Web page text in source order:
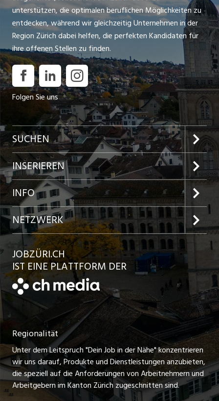
unterstützen, die optimalen beruflichen Möglichkeiten zu
entdecken, während wir gleichzeitig Unternehmen in der
Region Zürich dabei helfen, die perfekten Kandidaten für
ihre offenen Stellen zu finden.
Folgen Sie uns
SUCHEN
Jobs im Kanton Zürich
Jobs in der Stadt Zürich
Jobs in der Stadt Winterthur
Jobs in der Stadt Bülach
Jobs in der Stadt Uster
Jobs in der Stadt Horgen
Festanstellungen
Temporäre Jobs
Freelance Jobs
Praktikum-Jobs
Lehrstellen
INSERIEREN
Preise und Leistungen
Inserat aufgeben
Kundenlogin
Schnittstelle
INFO
Team
Ratgeber
AGB
Datenschutzerklärung
Nutzungsbedingungen
Impressum
Stellenmeldepflicht
NETZWERK
jobbasel.ch
jobbern.ch
jobmittelland.ch
zentraljob.ch
myjob.ch
schaffu.ch (VS)
JOBZÜRI.CH
IST EINE PLATTFORM DER
Regionalität
Unter dem Leitspruch "Dein Job in der Nähe" konzentrieren
wir uns darauf, Produkte und Dienstleistungen anzubieten,
die speziell auf die Anforderungen von Arbeitnehmern und
Arbeitgebern im Kanton Zürich zugeschnitten sind.